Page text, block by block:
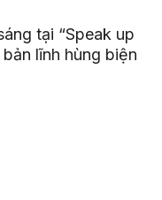
tại “Speak up
lĩnh hùng biện